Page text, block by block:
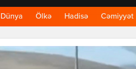
Dünya Ölkə Hadisə Cəmiyyət